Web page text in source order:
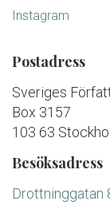
Instagram
Postadress
Sveriges
Box 3157
103 63
Besöksadress
Drottninggatan